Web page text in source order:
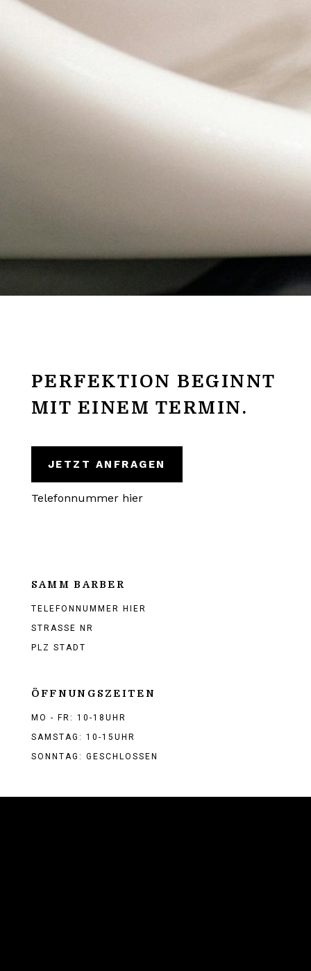
SAMM BARBER
TELEFONNUMMER HIER
STRASSE NR
PLZ STADT
ÖFFNUNGSZEITEN
MO - FR: 10-18UHR
SAMSTAG: 10-15UHR
SONNTAG: GESCHLOSSEN
PERFEKTION BEGINNT
MIT EINEM TERMIN.
JETZT ANFRAGEN
Telefonnummer hier